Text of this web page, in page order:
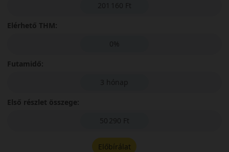
201 160 Ft
Elérhető THM:
0%
Futamidő:
3 hónap
Első részlet összege:
50 290 Ft
Előbírálat